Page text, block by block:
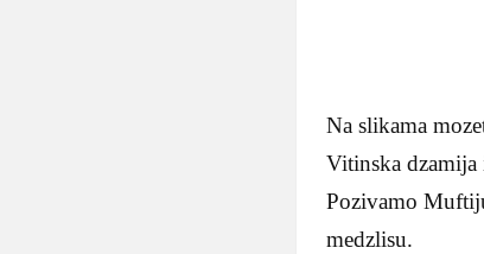
Na slikama
Vitinska dzamija
Pozivamo
medzlisu.